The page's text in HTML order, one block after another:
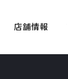
店舗情報